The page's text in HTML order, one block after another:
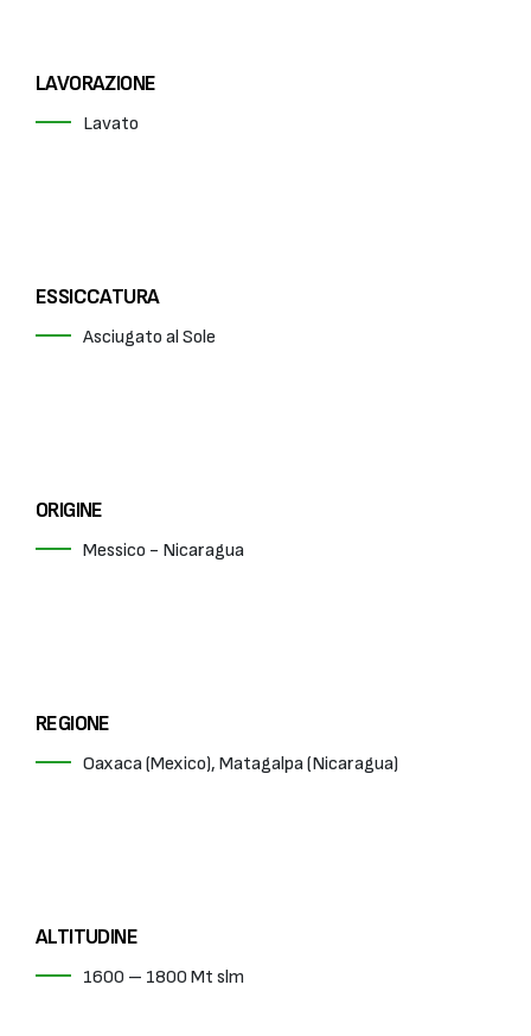
LAVORAZIONE
Lavato
ESSICCATURA
Asciugato al Sole
ORIGINE
Messico - Nicaragua
REGIONE
Oaxaca (Mexico), Matagalpa (Nicaragua)
ALTITUDINE
1600 – 1800 Mt slm